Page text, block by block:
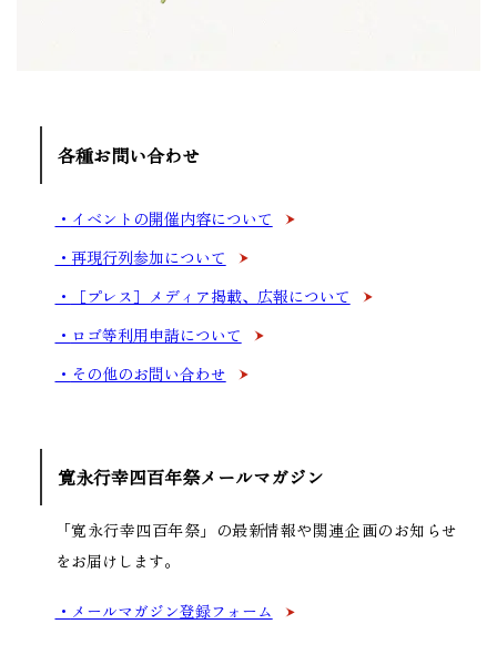
各種お問い合わせ
イベントの開催内容について
再現行列参加について
［プレス］メディア掲載、広報について
ロゴ等利用申請について
その他のお問い合わせ
寛永行幸四百年祭メールマガジン
「寛永行幸四百年祭」の最新情報や関連企画のお知らせ
をお届けします。
メールマガジン登録フォーム